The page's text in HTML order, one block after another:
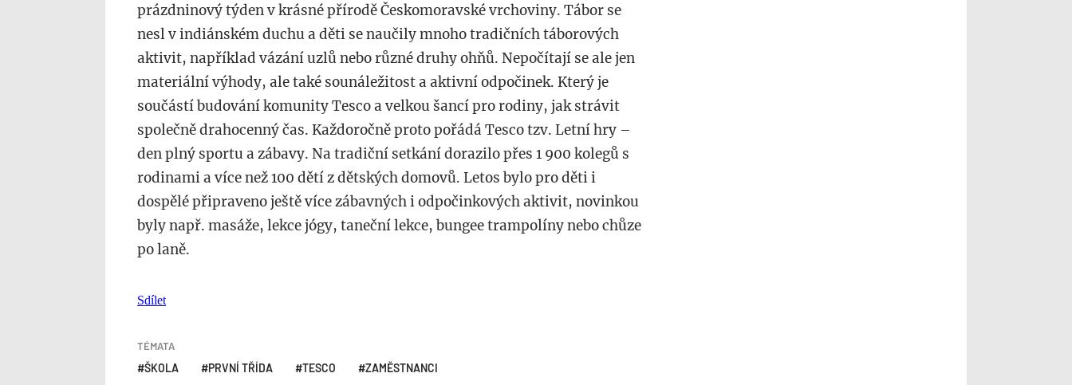
prázdninový týden v krásné přírodě Českomoravské vrchoviny. Tábor se
nesl v indiánském duchu a děti se naučily mnoho tradičních táborových
aktivit, například vázání uzlů nebo různé druhy ohňů. Nepočítají se ale jen
materiální výhody, ale také sounáležitost a aktivní odpočinek. Který je
součástí budování komunity Tesco a velkou šancí pro rodiny, jak strávit
společně drahocenný čas. Každoročně proto pořádá Tesco tzv. Letní hry –
den plný sportu a zábavy. Na tradiční setkání dorazilo přes 1 900 kolegů s
rodinami a více než 100 dětí z dětských domovů. Letos bylo pro děti i
dospělé připraveno ještě více zábavných i odpočinkových aktivit, novinkou
byly např. masáže, lekce jógy, taneční lekce, bungee trampolíny nebo chůze
po laně.
Sdílet
TÉMATA
ŠKOLA PRVNÍ TŘÍDA TESCO ZAMĚSTNANCI